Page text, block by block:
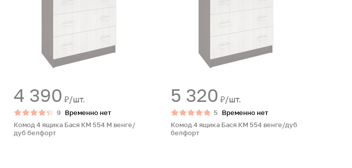
4 390 ₽/шт.
9 Временно нет
Комод 4 ящика Бася КМ 554 М венге/
дуб белфорт
5 320 ₽/шт.
5
Временно нет
Комод 4 ящика Бася КМ 554 венге/дуб
белфорт